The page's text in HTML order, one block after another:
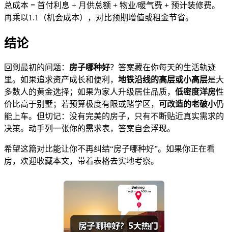
总成本 = 首付利息 + 月供总额 + 物业/暖气费 + 预计装修费。
再乘以1.1（机会成本），对比预期增值或租金节省。
结论
回到最初的问题： 房子哪种好？答案藏在你每天的生活轨迹
里。如果追求资产成长和便利， 地铁沿线的高层或小高层是大
多数人的黄金选择；如果为家人升级居住品质， 低密度洋房性
价比高于别墅；若预算极度有限或赌学区， 可改造的老破小仍
能上车。但切记：没有完美的房子，只有不断贴近真实需求的
决策。动手列一张你的需求表，答案自会浮现。
希望这篇对比能让你不再纠结“房子哪种好”。如果你正在看
房，欢迎收藏本文，带着表格去实地考察。